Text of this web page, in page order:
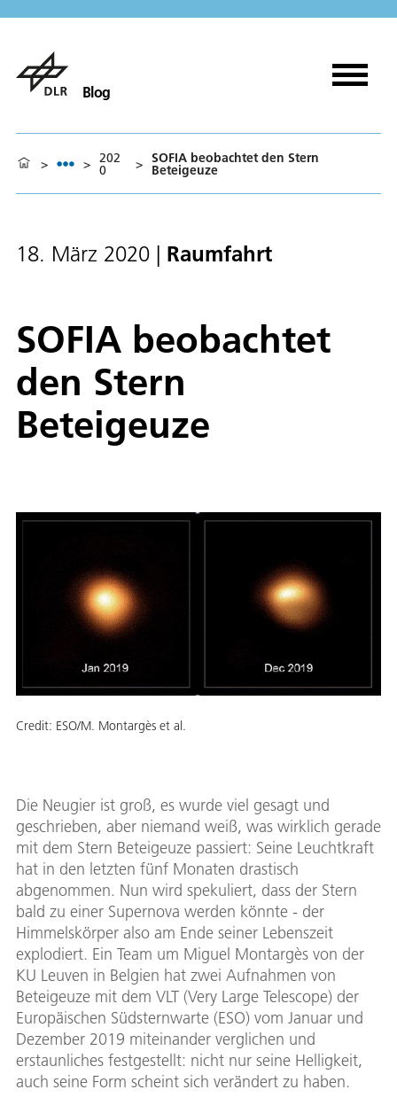
Blog
> > 202
0 > SOFIA beobachtet den Stern
Beteigeuze
18. März 2020 | Raumfahrt
SOFIA beobachtet
den Stern
Beteigeuze
Credit: ESO/M. Montargès et al.
Die Neugier ist groß, es wurde viel gesagt und
geschrieben, aber niemand weiß, was wirklich gerade
mit dem Stern Beteigeuze passiert: Seine Leuchtkraft
hat in den letzten fünf Monaten drastisch
abgenommen. Nun wird spekuliert, dass der Stern
bald zu einer Supernova werden könnte - der
Himmelskörper also am Ende seiner Lebenszeit
explodiert. Ein Team um Miguel Montargès von der
KU Leuven in Belgien hat zwei Aufnahmen von
Beteigeuze mit dem VLT (Very Large Telescope) der
Europäischen Südsternwarte (ESO) vom Januar und
Dezember 2019 miteinander verglichen und
erstaunliches festgestellt: nicht nur seine Helligkeit,
auch seine Form scheint sich verändert zu haben.